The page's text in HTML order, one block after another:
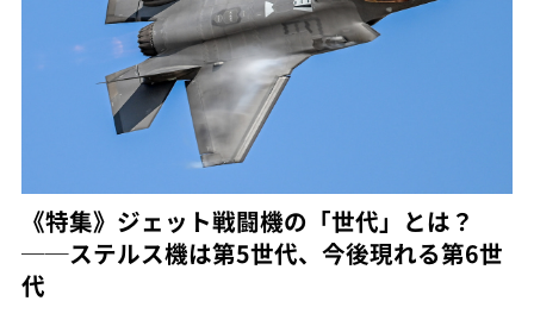
《特集》ジェット戦闘機の「世代」とは？
──ステルス機は第5世代、今後現れる第6世
代